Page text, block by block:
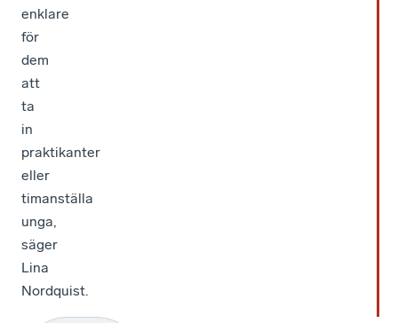
enklare
för
dem
att
ta
in
praktikanter
eller
timanställa
unga,
säger
Lina
Nordquist.